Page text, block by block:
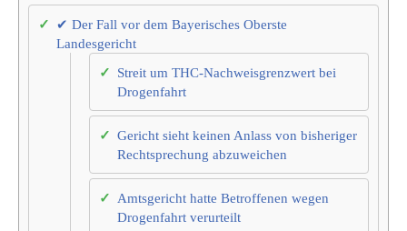
✔ Der Fall vor dem Bayerisches Oberste
Landesgericht
Streit um THC-Nachweisgrenzwert bei
Drogenfahrt
Gericht sieht keinen Anlass von bisheriger
Rechtsprechung abzuweichen
Amtsgericht hatte Betroffenen wegen
Drogenfahrt verurteilt